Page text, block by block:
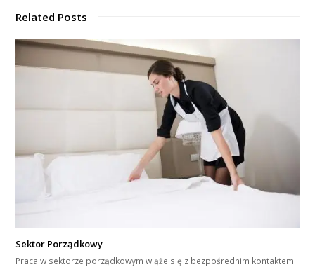
Related Posts
Sektor Porządkowy
Praca w sektorze porządkowym wiąże się z bezpośrednim kontaktem